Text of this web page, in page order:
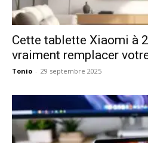
Cette tablette Xiaomi à
vraiment remplacer
Tonio - 29 septembre 2025